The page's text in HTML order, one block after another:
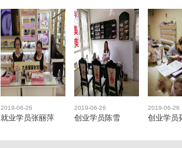
2019-06-26
就业学员张丽萍
2019-06-26
创业学员陈雪
2019-06-26
创业学员